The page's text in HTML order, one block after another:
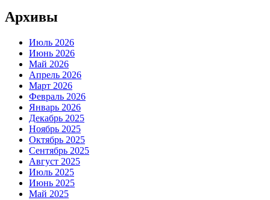
Архивы
Июль 2026
Июнь 2026
Май 2026
Апрель 2026
Март 2026
Февраль 2026
Январь 2026
Декабрь 2025
Ноябрь 2025
Октябрь 2025
Сентябрь 2025
Август 2025
Июль 2025
Июнь 2025
Май 2025